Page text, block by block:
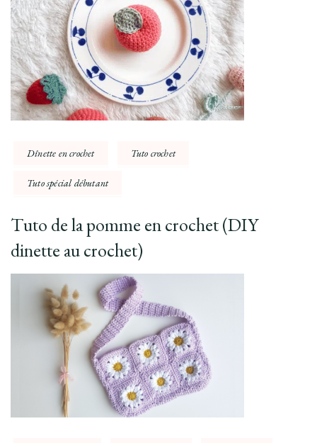
Dînette en crochet Tuto crochet
Tuto spécial débutant
Tuto de la pomme en crochet (DIY
dinette au crochet)